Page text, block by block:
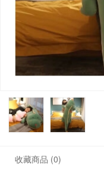
收藏商品 (0)